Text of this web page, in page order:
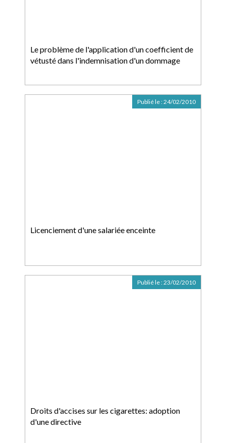
Le problème de l'application d'un coefficient de
vétusté dans l'indemnisation d'un dommage
Licenciement d'une salariée enceinte
Publié le :24/02/2010
Droits d'accises sur les cigarettes: adoption
d'une directive
Publié le :23/02/2010